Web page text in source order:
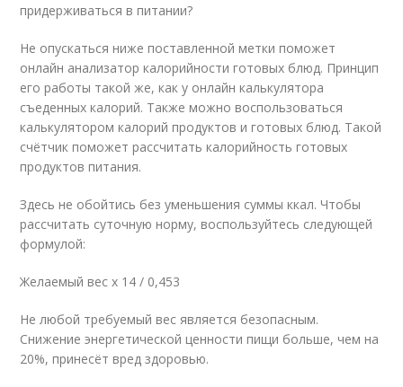
придерживаться в питании?
Не опускаться ниже поставленной метки поможет
онлайн анализатор калорийности готовых блюд. Принцип
его работы такой же, как у онлайн калькулятора
съеденных калорий. Также можно воспользоваться
калькулятором калорий продуктов и готовых блюд. Такой
счётчик поможет рассчитать калорийность готовых
продуктов питания.
Здесь не обойтись без уменьшения суммы ккал. Чтобы
рассчитать суточную норму, воспользуйтесь следующей
формулой:
Желаемый вес х 14 / 0,453
Не любой требуемый вес является безопасным.
Снижение энергетической ценности пищи больше, чем на
20%, принесёт вред здоровью.